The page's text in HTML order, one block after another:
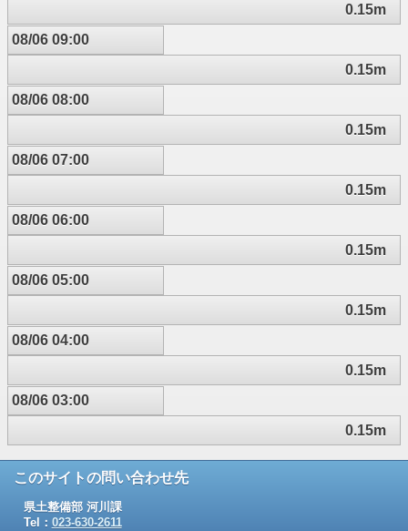
0.15m
08/06 09:00
0.15m
08/06 08:00
0.15m
08/06 07:00
0.15m
08/06 06:00
0.15m
08/06 05:00
0.15m
08/06 04:00
0.15m
08/06 03:00
0.15m
このサイトの問い合わせ先
県土整備部 河川課
Tel： 023-630-2611